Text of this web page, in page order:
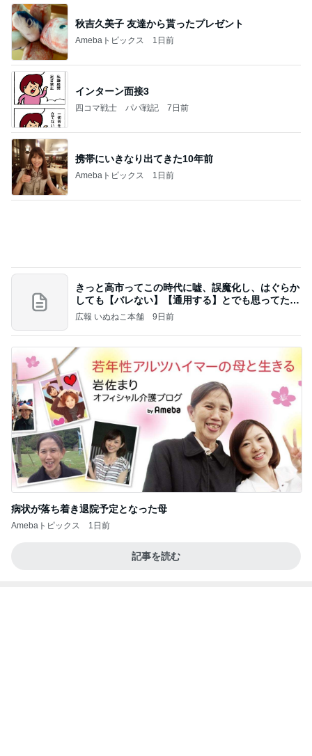
秋吉久美子 友達から貰ったプレゼント
Amebaトピックス 1日前
インターン面接3
四コマ戦士 パパ戦記 7日前
携帯にいきなり出てきた10年前
Amebaトピックス 1日前
きっと高市ってこの時代に嘘、誤魔化し、はぐらか
しても【バレない】【通用する】とでも思ってたん
だろ
広報 いぬねこ本舗 9日前
病状が落ち着き退院予定となった母
Amebaトピックス 1日前
記事を読む